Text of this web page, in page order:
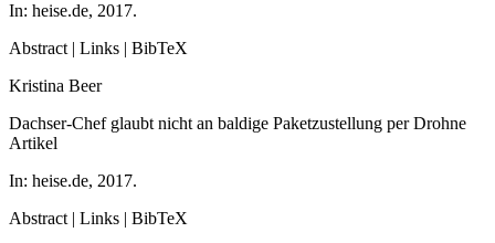
In: heise.de, 2017.
Abstract| Links
BibTeX
Kristina Beer
Dachser-Chef glaubt nicht an baldige Paketzustellung per Drohne
Artikel
In: heise.de, 2017.
Abstract| Links
BibTeX